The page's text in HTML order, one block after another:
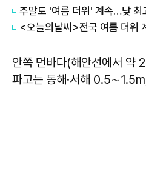
주말도 '여름 더위' 계속…낮
<오늘의날씨>전국 여름 더위
안쪽 먼바다(해안선에서 약
파고는 동해·서해